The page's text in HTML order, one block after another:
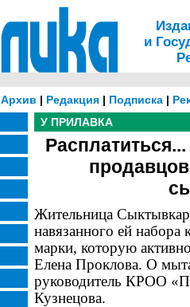
и
Архив | Редакция | Подписка |
У ПРИЛАВКА
Жительница
навязанного ей набора
марки, которую
Елена Проклова. О
руководитель КРОО
Кузнецова.